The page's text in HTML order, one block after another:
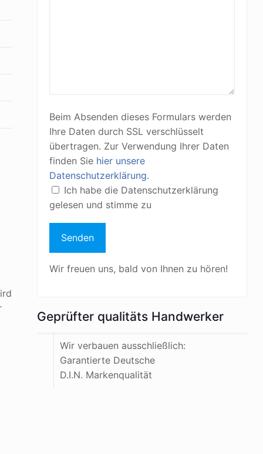
Beim Absenden dieses Formulars werden
Ihre Daten durch SSL verschlüsselt
übertragen. Zur Verwendung Ihrer Daten
finden Sie hier unsere
Datenschutzerklärung.
Ich habe die Datenschutzerklärung
gelesen und stimme zu
Wir freuen uns, bald von Ihnen zu hören!
Geprüfter qualitäts Handwerker
Wir verbauen ausschließlich:
Garantierte Deutsche
D.I.N. Markenqualität